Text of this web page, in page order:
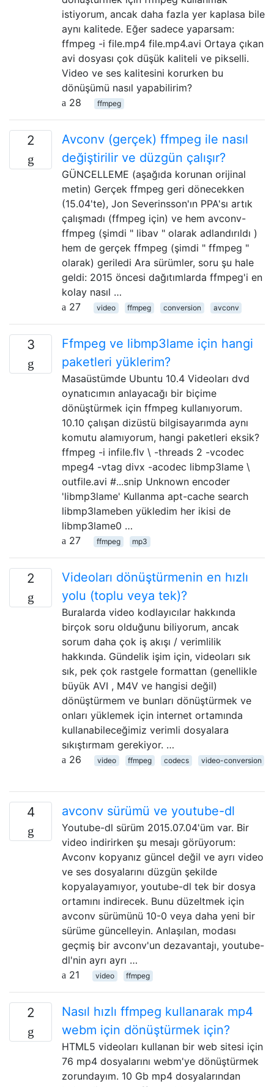
istiyorum, ancak daha fazla yer kaplasa bile
aynı kalitede. Eğer sadece yaparsam:
ffmpeg -i file.mp4 file.mp4.avi Ortaya çıkan
avi dosyası çok düşük kaliteli ve pikselli.
Video ve ses kalitesini korurken bu
dönüşümü nasıl yapabilirim?
28
ffmpeg
2
Avconv (gerçek) ffmpeg ile nasıl
değiştirilir ve düzgün çalışır?
GÜNCELLEME (aşağıda korunan orijinal
metin) Gerçek ffmpeg geri dönecekken
(15.04'te), Jon Severinsson'ın PPA'sı artık
çalışmadı (ffmpeg için) ve hem avconv-
ffmpeg (şimdi " libav " olarak adlandırıldı )
hem de gerçek ffmpeg (şimdi " ffmpeg "
olarak) geriledi Ara sürümler, soru şu hale
geldi: 2015 öncesi dağıtımlarda ffmpeg'i en
kolay nasıl …
27
video ffmpeg conversion avconv
3
Ffmpeg ve libmp3lame için hangi
paketleri yüklerim?
Masaüstümde Ubuntu 10.4 Videoları dvd
oynatıcımın anlayacağı bir biçime
dönüştürmek için ffmpeg kullanıyorum.
10.10 çalışan dizüstü bilgisayarımda aynı
komutu alamıyorum, hangi paketleri eksik?
ffmpeg -i infile.flv \ -threads 2 -vcodec
mpeg4 -vtag divx -acodec libmp3lame \
outfile.avi #...snip Unknown encoder
'libmp3lame' Kullanma apt-cache search
libmp3lameben yükledim her ikisi de
libmp3lame0 …
27
ffmpeg mp3
2
Videoları dönüştürmenin en hızlı
yolu (toplu veya tek)?
Buralarda video kodlayıcılar hakkında
birçok soru olduğunu biliyorum, ancak
sorum daha çok iş akışı / verimlilik
hakkında. Gündelik işim için, videoları sık
sık, pek çok rastgele formattan (genellikle
büyük AVI , M4V ve hangisi değil)
dönüştürmem ve bunları dönüştürmek ve
onları yüklemek için internet ortamında
kullanabileceğimiz verimli dosyalara
sıkıştırmam gerekiyor. …
26
video ffmpeg codecs video-conversion
4 avconv sürümü ve youtube-dl
Youtube-dl sürüm 2015.07.04'üm var. Bir
video indirirken şu mesajı görüyorum:
Avconv kopyanız güncel değil ve ayrı video
ve ses dosyalarını düzgün şekilde
kopyalayamıyor, youtube-dl tek bir dosya
ortamını indirecek. Bunu düzeltmek için
avconv sürümünü 10-0 veya daha yeni bir
sürüme güncelleyin. Anlaşılan, modası
geçmiş bir avconv'un dezavantajı, youtube-
dl'nin ayrı ayrı …
21
video ffmpeg
2
Nasıl hızlı ffmpeg kullanarak mp4
webm için dönüştürmek için?
HTML5 videoları kullanan bir web sitesi için
76 mp4 dosyalarını webm'ye dönüştürmek
zorundayım. 10 Gb mp4 dosyalarından